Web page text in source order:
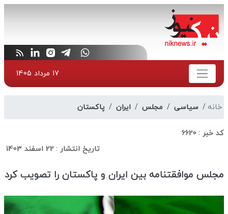
17 مرداد 1405
خانه سیاسی مجلس ایران پاکستان
کد خبر :6620
تاریخ انتشار :22 اسفند 1403
مجلس موافقتنامه بین ایران و پاکستان را تصویب کرد